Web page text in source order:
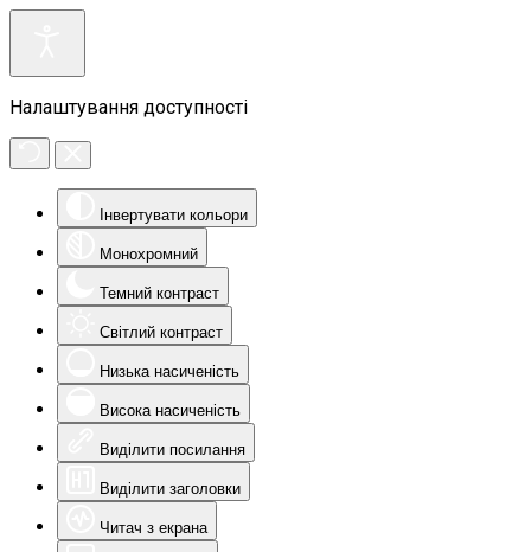
Налаштування доступності
Інвертувати кольори
Монохромний
Темний контраст
Світлий контраст
Низька насиченість
Висока насиченість
Виділити посилання
Виділити заголовки
Читач з екрана